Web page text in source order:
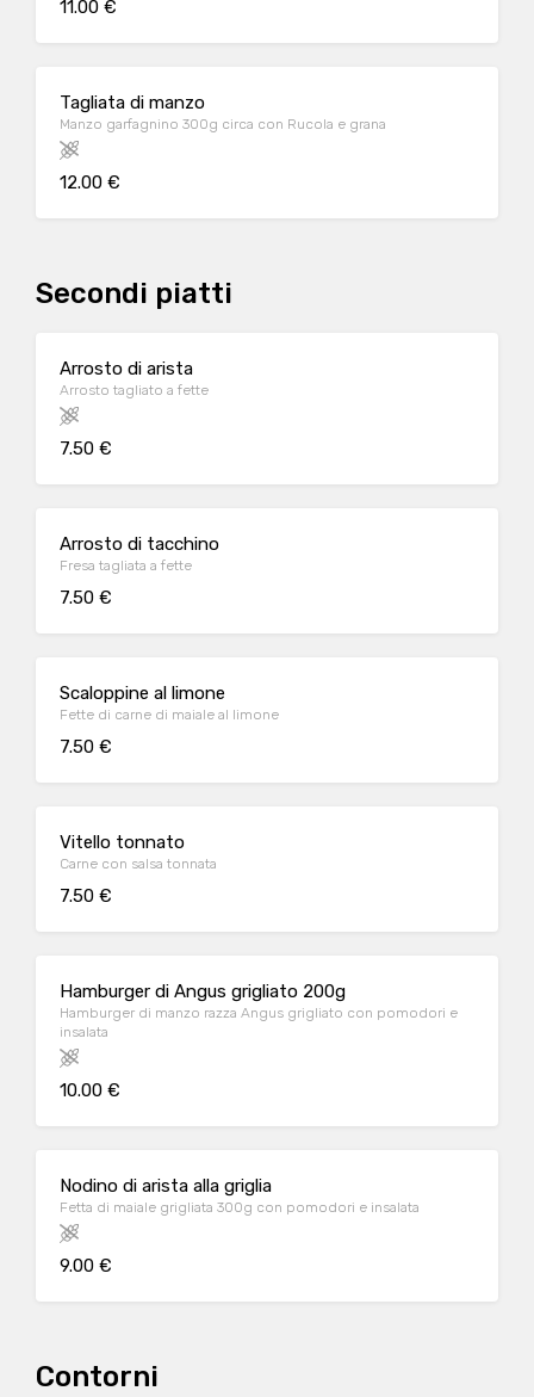
11.00 €
Tagliata di manzo
Manzo garfagnino 300g circa con Rucola e grana
12.00 €
Secondi piatti
Arrosto di arista
Arrosto tagliato a fette
7.50 €
Arrosto di tacchino
Fresa tagliata a fette
7.50 €
Scaloppine al limone
Fette di carne di maiale al limone
7.50 €
Vitello tonnato
Carne con salsa tonnata
7.50 €
Hamburger di Angus grigliato 200g
Hamburger di manzo razza Angus grigliato con pomodori e
insalata
10.00 €
Nodino di arista alla griglia
Fetta di maiale grigliata 300g con pomodori e insalata
9.00 €
Contorni